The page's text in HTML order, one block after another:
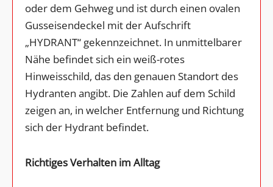
oder dem Gehweg und ist durch einen ovalen
Gusseisendeckel mit der Aufschrift
„HYDRANT“ gekennzeichnet. In unmittelbarer
Nähe befindet sich ein weiß-rotes
Hinweisschild, das den genauen Standort des
Hydranten angibt. Die Zahlen auf dem Schild
zeigen an, in welcher Entfernung und Richtung
sich der Hydrant befindet.
Richtiges Verhalten im Alltag